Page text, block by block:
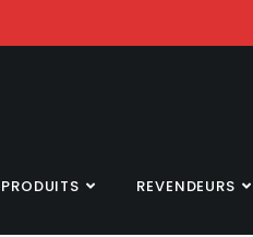
PRODUITS REVENDEURS